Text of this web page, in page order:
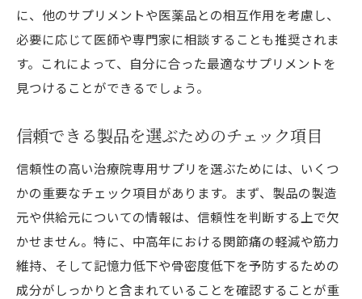
に、他のサプリメントや医薬品との相互作用を考慮し、
必要に応じて医師や専門家に相談することも推奨されま
す。これによって、自分に合った最適なサプリメントを
見つけることができるでしょう。
信頼できる製品を選ぶためのチェック項目
信頼性の高い治療院専用サプリを選ぶためには、いくつ
かの重要なチェック項目があります。まず、製品の製造
元や供給元についての情報は、信頼性を判断する上で欠
かせません。特に、中高年における関節痛の軽減や筋力
維持、そして記憶力低下や骨密度低下を予防するための
成分がしっかりと含まれていることを確認することが重